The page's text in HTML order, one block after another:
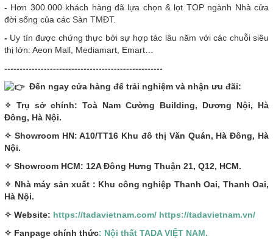
- Hơn 300.000 khách hàng đã lựa chọn & lọt TOP ngành Nhà cửa
đời sống của các Sàn TMĐT.
- Uy tín được chứng thực bởi sự hợp tác lâu năm với các chuỗi siêu
thị lớn: Aeon Mall, Mediamart, Emart…
----------------------------------------------------
Đến ngay cửa hàng để trải nghiệm và nhận ưu đãi:
✧ Trụ sở chính: Toà Nam Cường Building, Dương Nội, Hà
Đông, Hà Nội.
✧ Showroom HN: A10/TT16 Khu đô thị Văn Quán, Hà Đông, Hà
Nội.
✧ Showroom HCM: 12A Đông Hưng Thuận 21, Q12, HCM.
✧ Nhà máy sản xuất : Khu công nghiệp Thanh Oai, Thanh Oai,
Hà Nội.
✧ Website: https://tadavietnam.com/ https://tadavietnam.vn/
✧ Fanpage chính thức: Nội thất TADA VIỆT NAM.